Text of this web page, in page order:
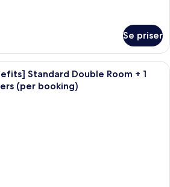
Se priser
Sängtillbehör av högsta kvalitet och
Standard Double Room + 1
(per booking)